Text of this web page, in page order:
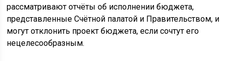
рассматривают отчёты об исполнении бюджета,
представленные Счётной палатой и Правительством, и
могут отклонить проект бюджета, если сочтут его
нецелесообразным.